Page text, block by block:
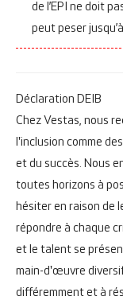
de l’EPI ne doit
peut peser
Déclaration DEIB
Chez Vestas, nous
l'inclusion comme
et du succès. Nous
toutes horizons à
hésiter en raison de
répondre à chaque
et le talent se
main-d'œuvre
différemment et à